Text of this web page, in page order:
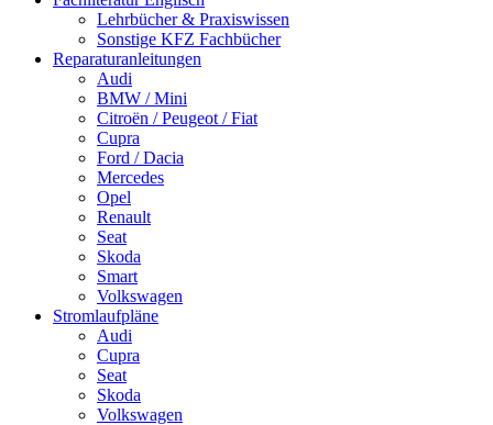
Lehrbücher & Praxiswissen
Sonstige KFZ Fachbücher
Reparaturanleitungen
Audi
BMW / Mini
Citroën / Peugeot / Fiat
Cupra
Ford / Dacia
Mercedes
Opel
Renault
Seat
Skoda
Smart
Volkswagen
Stromlaufpläne
Audi
Cupra
Seat
Skoda
Volkswagen